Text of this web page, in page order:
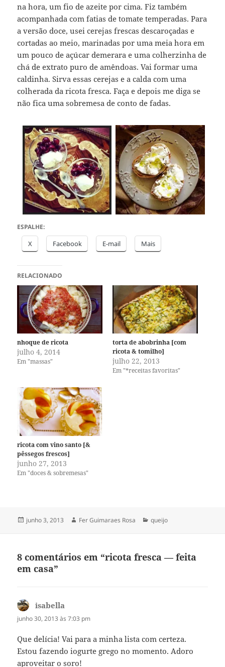
na hora, um fio de azeite por cima. Fiz também
acompanhada com fatias de tomate temperadas. Para
a versão doce, usei cerejas frescas descaroçadas e
cortadas ao meio, marinadas por uma meia hora em
um pouco de açúcar demerara e uma colherzinha de
chá de extrato puro de amêndoas. Vai formar uma
caldinha. Sirva essas cerejas e a calda com uma
colherada da ricota fresca. Faça e depois me diga se
não fica uma sobremesa de conto de fadas.
ESPALHE:
X Facebook E-mail Mais
RELACIONADO
nhoque de ricota
julho 4, 2014
Em "massas"
torta de abobrinha [com
ricota & tomilho]
julho 22, 2013
Em "*receitas favoritas"
ricota com vino santo [&
pêssegos frescos]
junho 27, 2013
Em "doces & sobremesas"
Publicado
junho 3, 2013 Autor
Fer Guimaraes Rosa Categorias
queijo
8 comentários em “ricota fresca — feita
em casa”
isabella
junho 30, 2013 às 7:03 pm
Que delícia! Vai para a minha lista com certeza.
Estou fazendo iogurte grego no momento. Adoro
aproveitar o soro!